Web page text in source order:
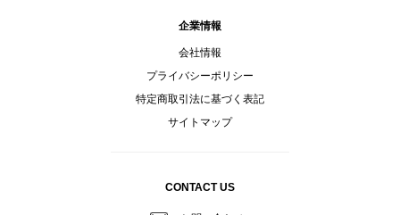
企業情報
会社情報
プライバシーポリシー
特定商取引法に基づく表記
サイトマップ
CONTACT US